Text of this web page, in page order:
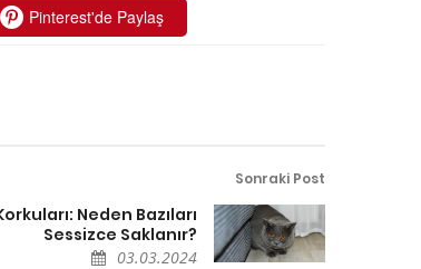
Pinterest'de Paylaş
Sonraki Post
Neden Bazıları
Sessizce Saklanır?
03.03.2024